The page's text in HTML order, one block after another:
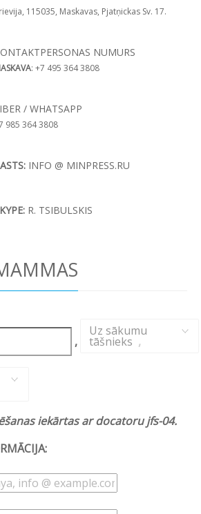
115035, Maskavas, Pjatņickas Sv. 17.
NUMURS
: +7 495 364 3808
/ WHATSAPP
985 364 3808
INFO @ MINPRESS.RU
R. TSIBULSKIS
,
Uz sākumu
tāšnieks ,
iekārtas ar docatoru jfs-04.